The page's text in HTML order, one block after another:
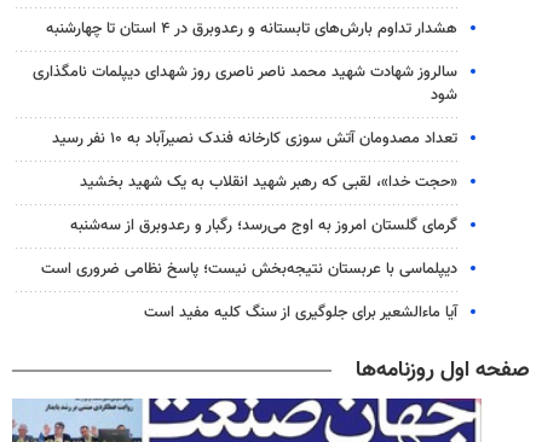
هشدار تداوم بارش‌های تابستانه و رعدوبرق در ۴ استان تا چهارشنبه
سالروز شهادت شهید محمد ناصر ناصری روز شهدای دیپلمات نامگذاری
شود
تعداد مصدومان آتش سوزی کارخانه فندک نصیرآباد به ۱۰ نفر رسید
«حجت خدا»، لقبی که رهبر شهید انقلاب به یک شهید بخشید
گرمای گلستان امروز به اوج می‌رسد؛ رگبار و رعدوبرق از سه‌شنبه
دیپلماسی با عربستان نتیجه‌بخش نیست؛ پاسخ نظامی ضروری است
آیا ماءالشعیر برای جلوگیری از سنگ کلیه مفید است
صفحه اول روزنامه‌ها